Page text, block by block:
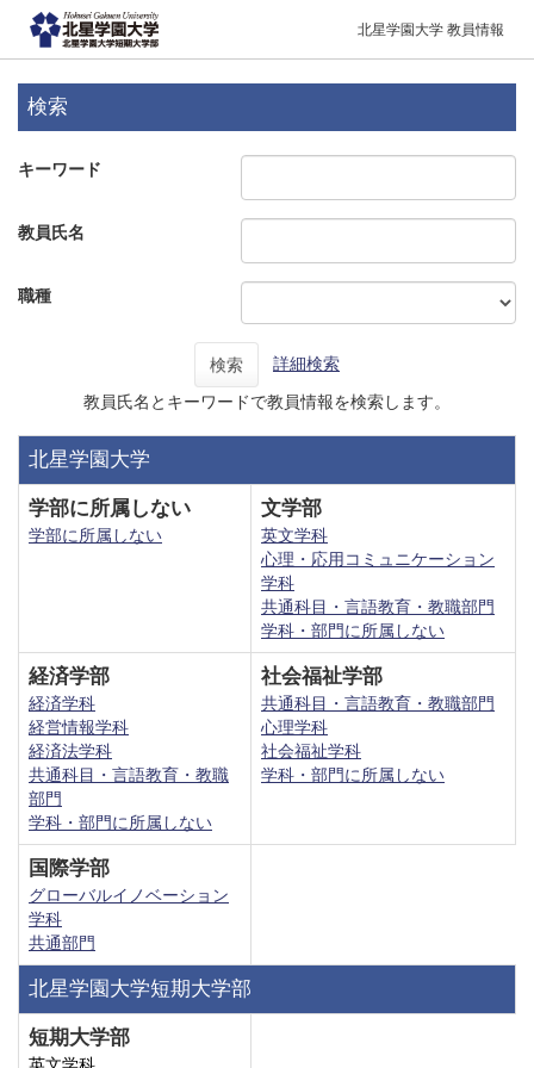
北星学園大学 教員情報
検索
キーワード
教員氏名
職種
検索 詳細検索
教員氏名とキーワードで教員情報を検索します。
北星学園大学
学部に所属しない
学部に所属しない
文学部
英文学科
心理・応用コミュニケーション
学科
共通科目・言語教育・教職部門
学科・部門に所属しない
経済学部
経済学科
経営情報学科
経済法学科
共通科目・言語教育・教職
部門
学科・部門に所属しない
社会福祉学部
共通科目・言語教育・教職部門
心理学科
社会福祉学科
学科・部門に所属しない
国際学部
グローバルイノベーション
学科
共通部門
北星学園大学短期大学部
短期大学部